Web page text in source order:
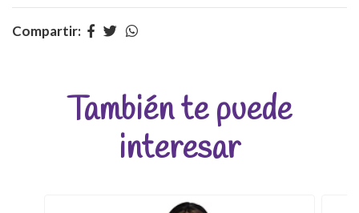
Compartir:
También te puede
interesar